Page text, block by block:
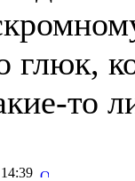
глюк,
то